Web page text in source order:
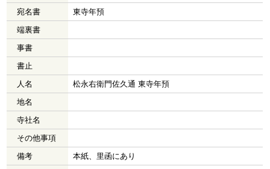
宛名書
東寺年預
端裏書
事書
書止
人名
松永右衛門佐久通 東寺年預
地名
寺社名
その他事項
備考
本紙、里函にあり